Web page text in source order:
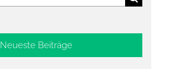
Neueste Beiträge